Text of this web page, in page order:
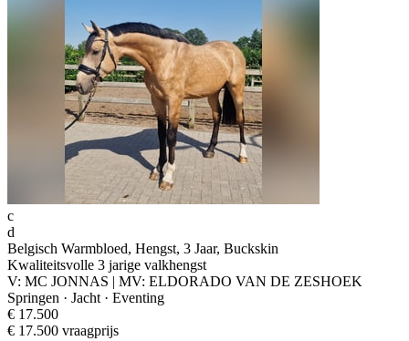
c
d
Belgisch Warmbloed, Hengst, 3 Jaar, Buckskin
Kwaliteitsvolle 3 jarige valkhengst
V: MC JONNAS | MV: ELDORADO VAN DE ZESHOEK
Springen · Jacht · Eventing
€ 17.500
€ 17.500 vraagprijs